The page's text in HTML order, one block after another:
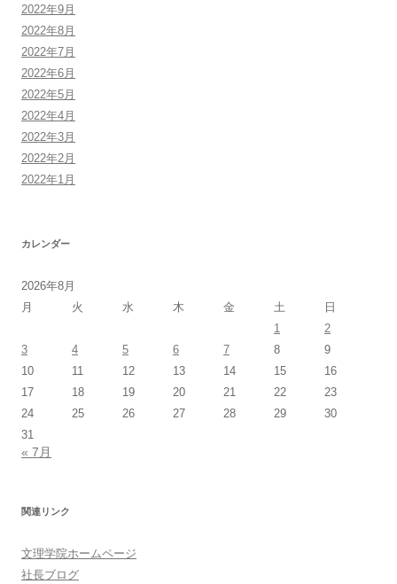
2022年9月
2022年8月
2022年7月
2022年6月
2022年5月
2022年4月
2022年3月
2022年2月
2022年1月
カレンダー
2026年8月
月
火 水 木 金 土
日
1
2
3
4 5 6 7 8
9
10
11 12 13 14 15
16
17
18 19 20 21 22
23
24
25 26 27 28 29
30
31
« 7月
関連リンク
文理学院ホームページ
社長ブログ